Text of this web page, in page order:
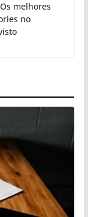
melhores
no